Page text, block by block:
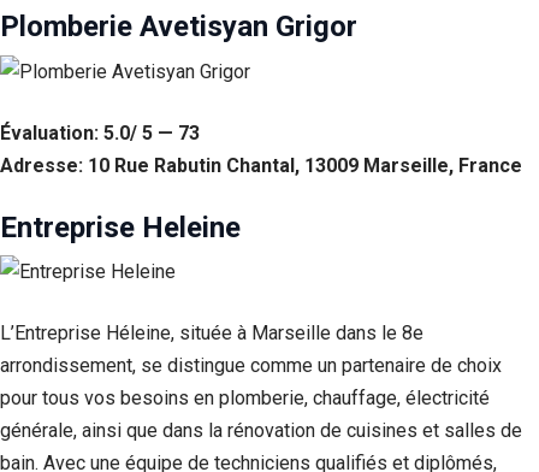
Plomberie Avetisyan Grigor
Évaluation: 5.0/ 5 — 73
Adresse: 10 Rue Rabutin Chantal, 13009 Marseille, France
Entreprise Heleine
L’Entreprise Héleine, située à Marseille dans le 8e
arrondissement, se distingue comme un partenaire de choix
pour tous vos besoins en plomberie, chauffage, électricité
générale, ainsi que dans la rénovation de cuisines et salles de
bain. Avec une équipe de techniciens qualifiés et diplômés,